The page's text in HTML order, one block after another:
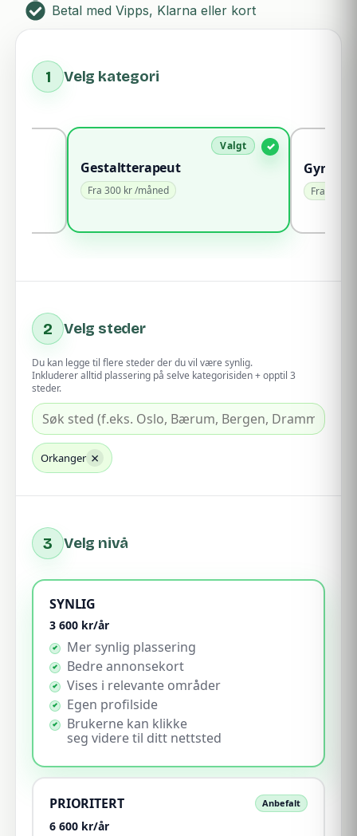
Betal med Vipps, Klarna eller kort
1 Velg kategori
Gestaltterapeut
Fra 300 kr /måned Fra 100
2 Velg steder
Du kan legge til flere steder der du vil være synlig.
Inkluderer alltid plassering på selve kategorisiden + opptil 3
steder.
Orkanger ×
3 Velg nivå
SYNLIG
3 600 kr/år
Mer synlig plassering
Bedre annonsekort
Vises i relevante områder
Egen profilside
Brukerne kan klikke
seg videre til ditt nettsted
PRIORITERT Anbefalt
6 600 kr/år